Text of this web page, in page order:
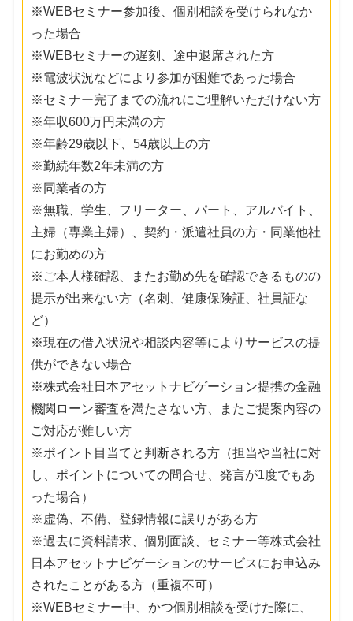
※WEBセミナー参加後、個別相談を受けられなか
った場合
※WEBセミナーの遅刻、途中退席された方
※電波状況などにより参加が困難であった場合
※セミナー完了までの流れにご理解いただけない方
※年収600万円未満の方
※年齢29歳以下、54歳以上の方
※勤続年数2年未満の方
※同業者の方
※無職、学生、フリーター、パート、アルバイト、
主婦（専業主婦）、契約・派遣社員の方・同業他社
にお勤めの方
※ご本人様確認、またお勤め先を確認できるものの
提示が出来ない方（名刺、健康保険証、社員証な
ど）
※現在の借入状況や相談内容等によりサービスの提
供ができない場合
※株式会社日本アセットナビゲーション提携の金融
機関ローン審査を満たさない方、またご提案内容の
ご対応が難しい方
※ポイント目当てと判断される方（担当や当社に対
し、ポイントについての問合せ、発言が1度でもあ
った場合）
※虚偽、不備、登録情報に誤りがある方
※過去に資料請求、個別面談、セミナー等株式会社
日本アセットナビゲーションのサービスにお申込み
されたことがある方（重複不可）
※WEBセミナー中、かつ個別相談を受けた際に、